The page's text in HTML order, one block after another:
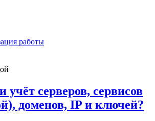
работы
учёт серверов, сервисов
доменов, IP и ключей?